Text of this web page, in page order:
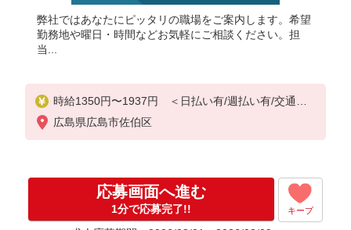
弊社ではあなたにピッタリの職場をご案内します。希望
勤務地や曜日・時間などお気軽にご相談ください。担
当...
時給1350円〜1937円 ＜日払い有/週払い有/交通費
全支給(ガソリン代含む)＞
広島県広島市佐伯区
応募画面へ進む
1分で応募完了!! キープ